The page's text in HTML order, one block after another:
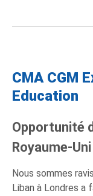
CMA CGM
Education
Opportunité
Royaume-Uni
Nous sommes
Liban à Londres a